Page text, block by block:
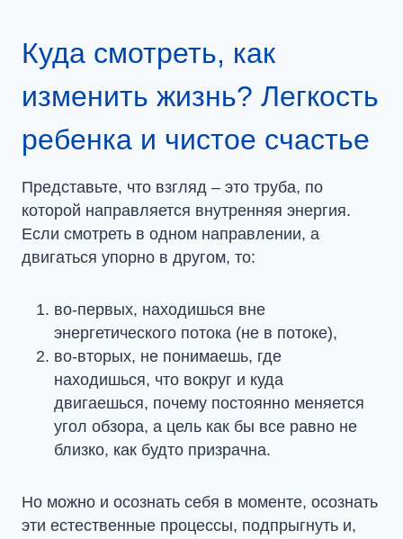
Куда смотреть, как
изменить жизнь? Легкость
ребенка и чистое счастье
Представьте, что взгляд – это труба, по
которой направляется внутренняя энергия.
Если смотреть в одном направлении, а
двигаться упорно в другом, то:
во-первых, находишься вне
энергетического потока (не в потоке),
во-вторых, не понимаешь, где
находишься, что вокруг и куда
двигаешься, почему постоянно меняется
угол обзора, а цель как бы все равно не
близко, как будто призрачна.
Но можно и осознать себя в моменте, осознать
эти естественные процессы, подпрыгнуть и,